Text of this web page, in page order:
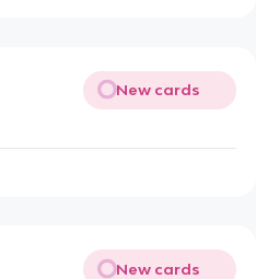
New cards
New cards